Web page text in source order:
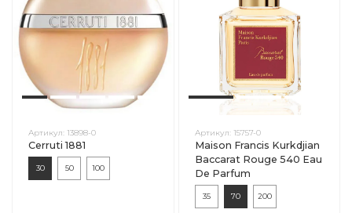
Артикул: 13898-0
Cerruti 1881
30 50 100
Артикул: 15757-0
Maison Francis Kurkdjian
Baccarat Rouge 540 Eau
De Parfum
35 70 200